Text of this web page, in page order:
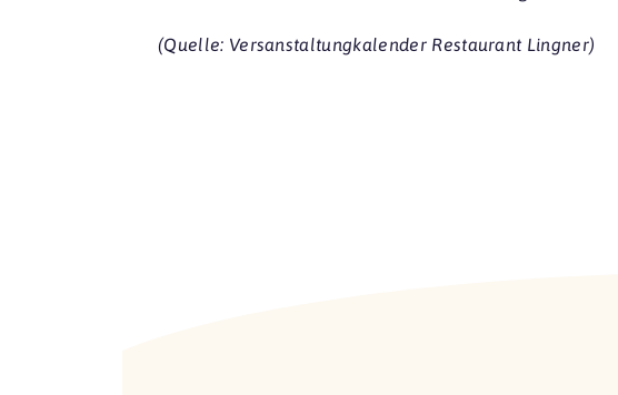
(Quelle: Versanstaltungkalender Restaurant Lingner)